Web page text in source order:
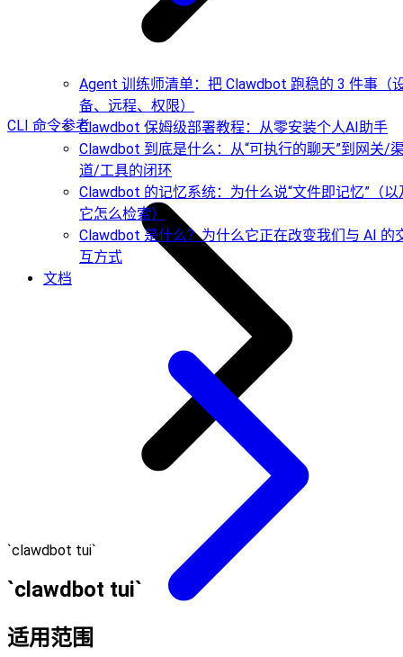
Agent 训练师清单：把 Clawdbot 跑稳的 3 件事（
备、远程、权限）
Clawdbot 保姆级部署教程：从零安装个人AI助手
Clawdbot 到底是什么：从“可执行的聊天”到网关/
道/工具的闭环
Clawdbot 的记忆系统：为什么说“文件即记忆”（以
它怎么检索）
Clawdbot 是什么？为什么它正在改变我们与 AI 的
互方式
文档
CLI 命令参考
`clawdbot tui`
`clawdbot tui`
适用范围